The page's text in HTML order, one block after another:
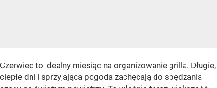
Czerwiec to idealny miesiąc na organizowanie grilla. Długie,
ciepłe dni i sprzyjająca pogoda zachęcają do spędzania